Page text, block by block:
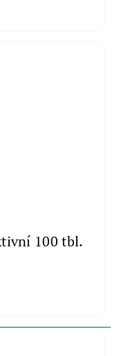
100 tbl.